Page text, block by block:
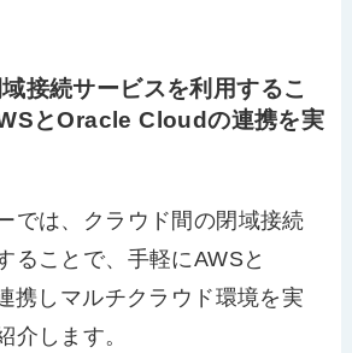
接続サービスを利用するこ
とOracle Cloudの連携を実
では、クラウド間の閉域接続
ることで、手軽にAWSと
携しマルチクラウド環境を実
介します。